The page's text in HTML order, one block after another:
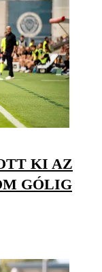
KI AZ
GÓLIG